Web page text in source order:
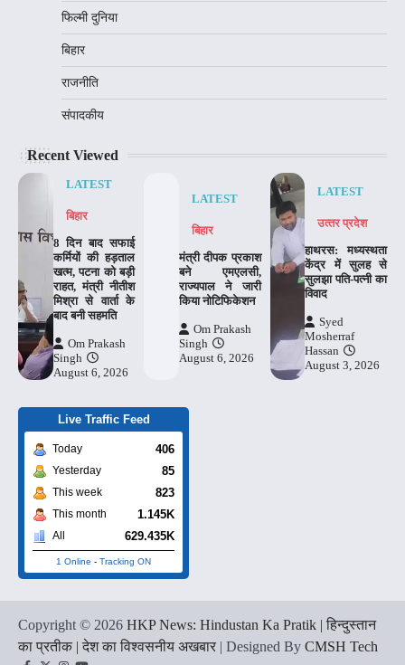
फिल्मी दुनिया
बिहार
राजनीति
संपादकीय
Recent Viewed
LATEST
बिहार
8 दिन बाद सफाई
कर्मियों की हड़ताल
खत्म, पटना को बड़ी
राहत, मंत्री नीतीश
मिश्रा से वार्ता के
बाद बनी सहमति
Om Prakash
Singh
August 6, 2026
LATEST
बिहार
मंत्री दीपक प्रकाश
बने एमएलसी,
राज्यपाल ने जारी
किया नोटिफिकेशन
Om Prakash
Singh
August 6, 2026
LATEST
उत्‍तर प्रदेश
हाथरस: मध्यस्थता
केंद्र में सुलह से
सुलझा पति-पत्नी का
विवाद
Syed
Mosherraf
Hassan
August 3, 2026
Live Traffic Feed
Today 406
Yesterday 85
This week 823
This month 1.145K
All 629.435K
1 Online - Tracking ON
Copyright © 2026 HKP News: Hindustan Ka Pratik | हिन्दुस्तान
का प्रतीक | देश का विश्वसनीय अखबार | Designed By CMSH Tech